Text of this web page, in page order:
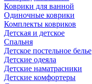
Коврики для ванной
Одиночные коврики
Комплекты ковриков
Детская и детское
Спальня
Детское постельное белье
Детские одеяла
Детские наматрасники
Детские комфортеры